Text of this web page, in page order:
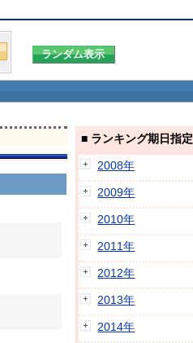
■ ランキング期日指定
2008年
2009年
2010年
2011年
2012年
2013年
2014年